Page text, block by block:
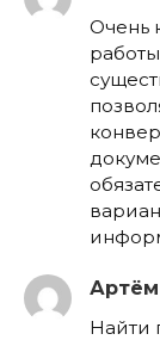
Очень
Найти